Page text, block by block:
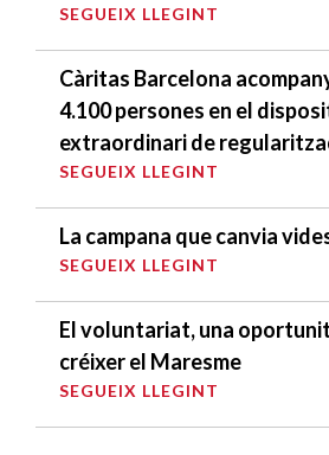
SEGUEIX LLEGINT
Càritas Barcelona
4.100 persones en el
extraordinari de
SEGUEIX LLEGINT
La campana que canvia
SEGUEIX LLEGINT
El voluntariat, una
créixer el Maresme
SEGUEIX LLEGINT